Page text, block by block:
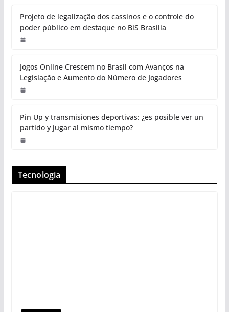
Projeto de legalização dos cassinos e o controle do
poder público em destaque no BiS Brasília
Jogos Online Crescem no Brasil com Avanços na
Legislação e Aumento do Número de Jogadores
Pin Up y transmisiones deportivas: ¿es posible ver un
partido y jugar al mismo tiempo?
Tecnologia